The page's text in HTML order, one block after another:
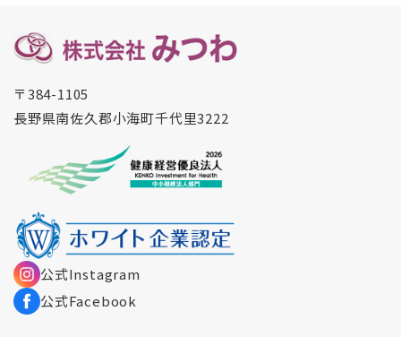
〒384-1105
長野県南佐久郡小海町千代里3222
公式Instagram
公式Facebook